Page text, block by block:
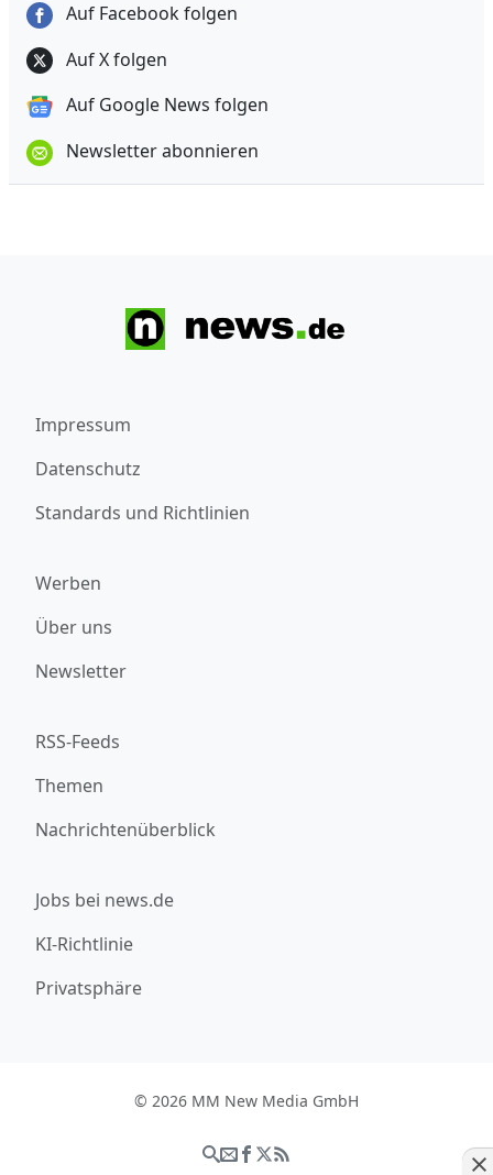
Auf Facebook folgen
Auf X folgen
Auf Google News folgen
Newsletter abonnieren
Impressum
Datenschutz
Standards und Richtlinien
Werben
Über uns
Newsletter
RSS-Feeds
Themen
Nachrichtenüberblick
Jobs bei news.de
KI-Richtlinie
Privatsphäre
© 2026 MM New Media GmbH